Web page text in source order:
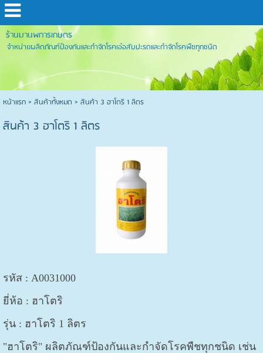
ร้านมานพการเกษตร
จำหน่ายผลิตภัณฑ์ป้องกันและกำจัดโรคเอ๋อสับปะรดและกำจัดโรคพืชทุกชนิด
หน้าแรก> สินค้าทั้งหมด > สินค้า 3 ฮาโตริ 1 ลิตร
สินค้า 3 ฮาโตริ 1 ลิตร
รหัส : A0031000
ยี่ห้อ : ฮาโตริ
รุ่น : ฮาโตริ 1 ลิตร
"ฮาโตริ" ผลิตภัณฑ์ป้องกันและกำจัดโรคพืชทุกชนิด เช่น